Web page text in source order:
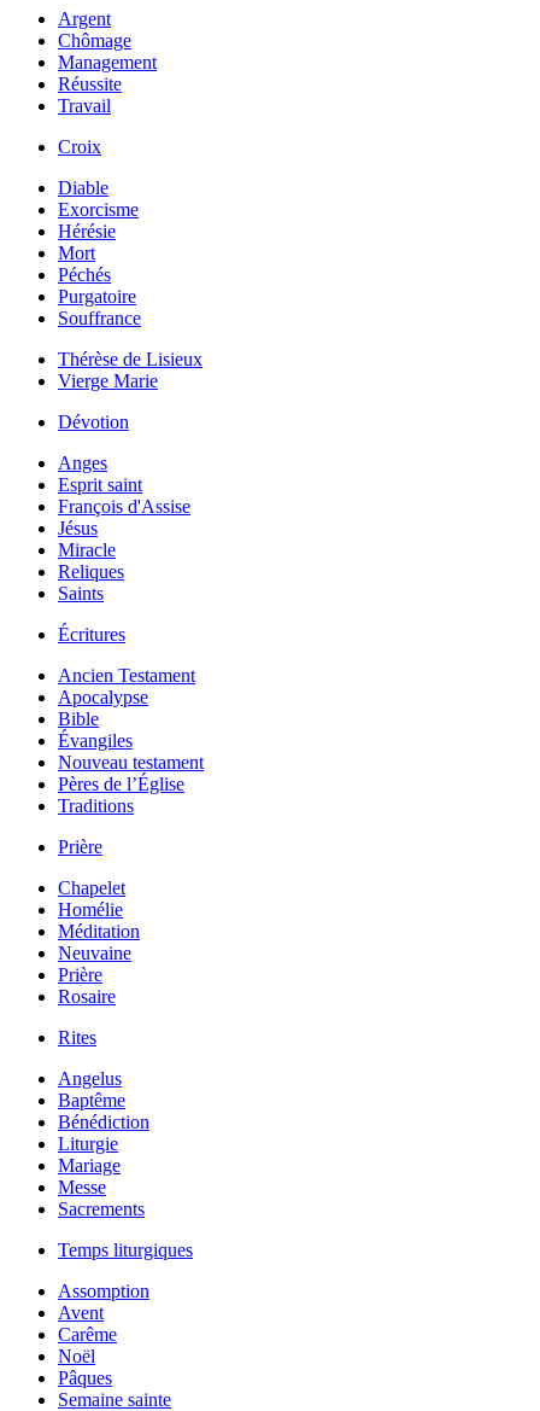
Argent
Chômage
Management
Réussite
Travail
Croix
Diable
Exorcisme
Hérésie
Mort
Péchés
Purgatoire
Souffrance
Thérèse de Lisieux
Vierge Marie
Dévotion
Anges
Esprit saint
François d'Assise
Jésus
Miracle
Reliques
Saints
Écritures
Ancien Testament
Apocalypse
Bible
Évangiles
Nouveau testament
Pères de l’Église
Traditions
Prière
Chapelet
Homélie
Méditation
Neuvaine
Prière
Rosaire
Rites
Angelus
Baptême
Bénédiction
Liturgie
Mariage
Messe
Sacrements
Temps liturgiques
Assomption
Avent
Carême
Noël
Pâques
Semaine sainte